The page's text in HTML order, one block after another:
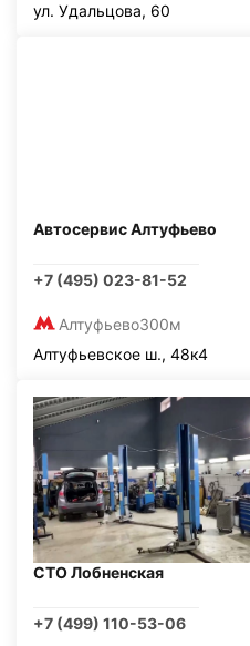
ул. Удальцова, 60
Автосервис Алтуфьево
+7 (495) 023-81-52
Алтуфьево300м
Алтуфьевское ш., 48к4
СТО Лобненская
+7 (499) 110-53-06